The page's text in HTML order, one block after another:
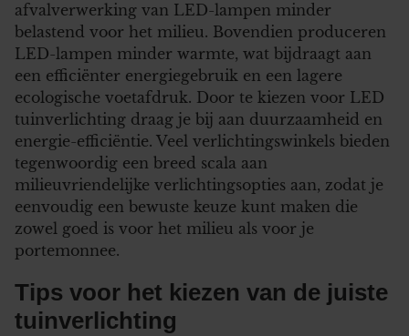
afvalverwerking van LED-lampen minder
belastend voor het milieu. Bovendien produceren
LED-lampen minder warmte, wat bijdraagt aan
een efficiënter energiegebruik en een lagere
ecologische voetafdruk. Door te kiezen voor LED
tuinverlichting draag je bij aan duurzaamheid en
energie-efficiëntie. Veel verlichtingswinkels bieden
tegenwoordig een breed scala aan
milieuvriendelijke verlichtingsopties aan, zodat je
eenvoudig een bewuste keuze kunt maken die
zowel goed is voor het milieu als voor je
portemonnee.
Tips voor het kiezen van de juiste
tuinverlichting